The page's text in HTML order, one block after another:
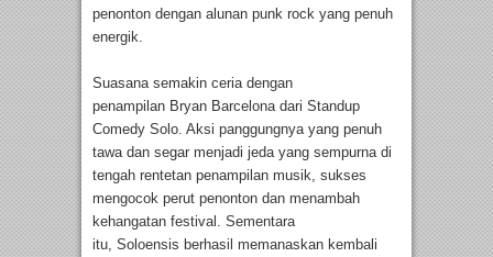
penonton dengan alunan punk rock yang penuh
energik.
Suasana semakin ceria dengan
penampilan Bryan Barcelona dari Standup
Comedy Solo. Aksi panggungnya yang penuh
tawa dan segar menjadi jeda yang sempurna di
tengah rentetan penampilan musik, sukses
mengocok perut penonton dan menambah
kehangatan festival. Sementara
itu, Soloensis berhasil memanaskan kembali